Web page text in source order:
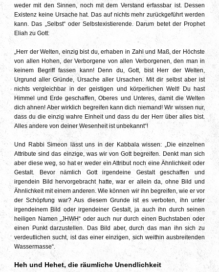
weder mit den Sinnen, noch mit dem Verstand erfassbar ist. Dessen
Existenz keine Ursache hat. Das auf nichts mehr zurückgeführt werden
kann. Das „Selbst“ oder Selbstexistierende. Darum betet der Prophet
Eliah zu Gott:
„Herr der Welten, einzig bist du, erhaben in Zahl und Maß, der Höchste
von allen Hohen, der Verborgene von allen Verborgenen, den man in
keinem Begriff fassen kann! Denn du, Gott, bist Herr der Welten,
Urgrund aller Gründe, Ursache aller Ursachen. Mit dir selbst aber ist
nichts vergleichbar in der geistigen und körperlichen Welt! Du hast
Himmel und Erde geschaffen, Oberes und Unteres, damit die Welten
dich ahnen! Aber wirklich begreifen kann dich niemand! Wir wissen nur,
dass du die einzig wahre Einheit und dass du der Herr über alles bist.
Alles andere von deiner Wesenheit ist unbekannt“!
Und Rabbi Simeon lässt uns in der Kabbala wissen: „Die einzelnen
Attribute sind das einzige, was wir von Gott begreifen. Denkt man sich
aber diese weg, so hat er weder ein Attribut noch eine Ähnlichkeit oder
Gestalt. Bevor nämlich Gott irgendeine Gestalt geschaffen und
irgendein Bild hervorgebracht hatte, war er allein da, ohne Bild und
Ähnlichkeit mit einem anderen. Wie können wir ihn begreifen, wie er vor
der Schöpfung war? Aus diesem Grunde ist es verboten, ihn unter
irgendeinem Bild oder irgendeiner Gestalt, ja auch ihn durch seinen
heiligen Namen „JHWH“ oder auch nur durch einen Buchstaben oder
einen Punkt darzustellen. Das Bild aber, durch das man ihn sich zu
verdeutlichen sucht, ist das einer einzigen, sich weithin ausbreitenden
Wassermasse“.
Heh und Hehet, die räumliche Unendlichkeit